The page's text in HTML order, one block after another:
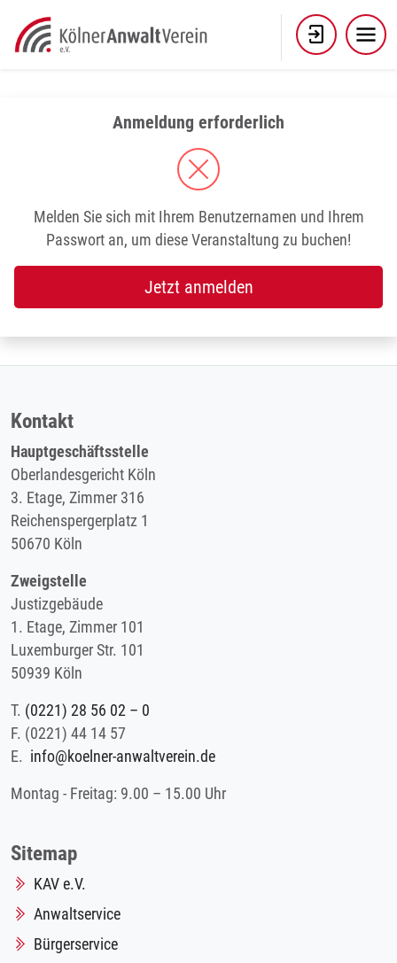
content
Anmeldung erforderlich
Melden Sie sich mit Ihrem Benutzernamen und Ihrem
Passwort an, um diese Veranstaltung zu buchen!
Jetzt anmelden
Kontakt
Hauptgeschäftsstelle
Oberlandesgericht Köln
3. Etage, Zimmer 316
Reichenspergerplatz 1
50670 Köln
Zweigstelle
Justizgebäude
1. Etage, Zimmer 101
Luxemburger Str. 101
50939 Köln
T. (0221) 28 56 02 – 0
F. (0221) 44 14 57
E. info@koelner-anwaltverein.de
Montag - Freitag: 9.00 – 15.00 Uhr
Sitemap
KAV e.V.
Anwaltservice
Bürgerservice